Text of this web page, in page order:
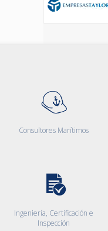
Consultores Marítimos
Ingeniería, Certificación e
Inspección